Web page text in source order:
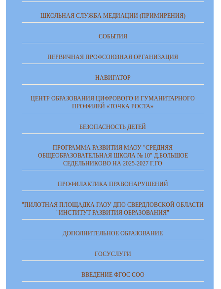
ШКОЛЬНАЯ СЛУЖБА МЕДИАЦИИ (ПРИМИРЕНИЯ)
СОБЫТИЯ
ПЕРВИЧНАЯ ПРОФСОЮЗНАЯ ОРГАНИЗАЦИЯ
НАВИГАТОР
ЦЕНТР ОБРАЗОВАНИЯ ЦИФРОВОГО И ГУМАНИТАРНОГО
ПРОФИЛЕЙ «ТОЧКА РОСТА»
БЕЗОПАСНОСТЬ ДЕТЕЙ
ПРОГРАММА РАЗВИТИЯ МАОУ "СРЕДНЯЯ
ОБЩЕОБРАЗОВАТЕЛЬНАЯ ШКОЛА № 10" Д.БОЛЬШОЕ
СЕДЕЛЬНИКОВО НА 2025-2027 Г.ГО
ПРОФИЛАКТИКА ПРАВОНАРУШЕНИЙ
"ПИЛОТНАЯ ПЛОЩАДКА ГАОУ ДПО СВЕРДЛОВСКОЙ ОБЛАСТИ
"ИНСТИТУТ РАЗВИТИЯ ОБРАЗОВАНИЯ"
ДОПОЛНИТЕЛЬНОЕ ОБРАЗОВАНИЕ
ГОСУСЛУГИ
ВВЕДЕНИЕ ФГОС СОО